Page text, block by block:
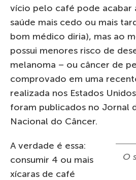
vício pelo café pode acabar
saúde mais cedo ou mais
bom médico diria), mas ao
possui menores risco de
melanoma – ou câncer de
comprovado em uma
realizada nos Estados
foram publicados no Jornal
Nacional do Câncer.
O
A verdade é essa:
consumir 4 ou mais
xícaras de café